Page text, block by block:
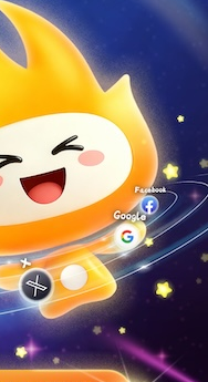
支持[0] 反对[0]
hammer加速器
点点加速器
蕉加速器
加速器 白鲸加速器